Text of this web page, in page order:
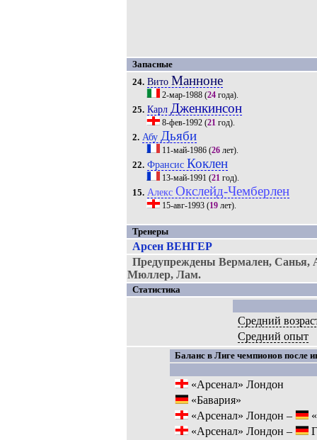
Запасные
24. Вито Манноне
2-мар-1988(24года).
25. Карл Дженкинсон
8-фев-1992(21год).
2. Абу Дьяби
11-май-1986(26лет).
22. Франсис Коклен
13-май-1991 (21год).
15. Алекс Окслейд-Чемберлен
15-авг-1993(19лет).
Тренеры
Арсен ВЕНГЕР
Предупреждены Вермален,
Мюллер, Лам.
Статистика
Средний
Средний опыт
Баланс в Лиге чемпионов после
«Арсенал» Лондон
«Бавария»
«Арсенал» Лондон –
«Арсенал» Лондон –